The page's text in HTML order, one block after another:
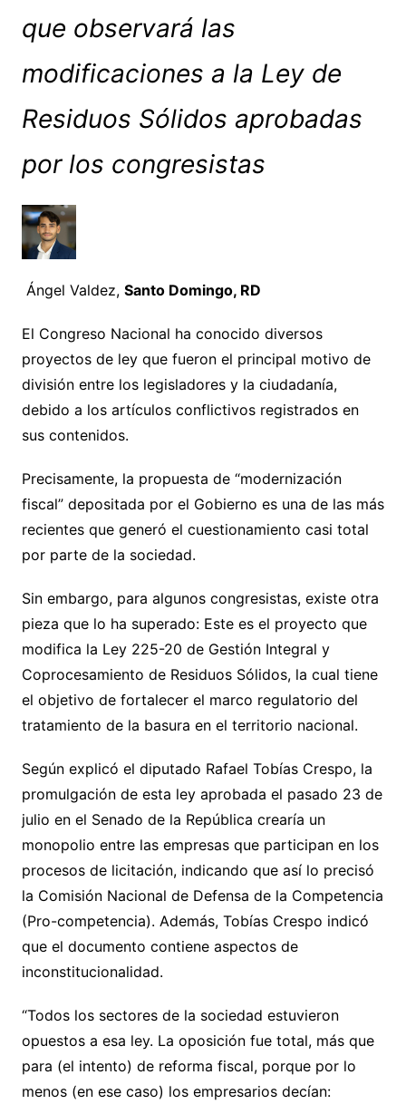
que observará las
modificaciones a la Ley de
Residuos Sólidos aprobadas
por los congresistas
Ángel Valdez, Santo Domingo, RD
El Congreso Nacional ha conocido diversos
proyectos de ley que fueron el principal motivo de
división entre los legisladores y la ciudadanía,
debido a los artículos conflictivos registrados en
sus contenidos.
Precisamente, la propuesta de “modernización
fiscal” depositada por el Gobierno es una de las más
recientes que generó el cuestionamiento casi total
por parte de la sociedad.
Sin embargo, para algunos congresistas, existe otra
pieza que lo ha superado: Este es el proyecto que
modifica la Ley 225-20 de Gestión Integral y
Coprocesamiento de Residuos Sólidos, la cual tiene
el objetivo de fortalecer el marco regulatorio del
tratamiento de la basura en el territorio nacional.
Según explicó el diputado Rafael Tobías Crespo, la
promulgación de esta ley aprobada el pasado 23 de
julio en el Senado de la República crearía un
monopolio entre las empresas que participan en los
procesos de licitación, indicando que así lo precisó
la Comisión Nacional de Defensa de la Competencia
(Pro-competencia). Además, Tobías Crespo indicó
que el documento contiene aspectos de
inconstitucionalidad.
“Todos los sectores de la sociedad estuvieron
opuestos a esa ley. La oposición fue total, más que
para (el intento) de reforma fiscal, porque por lo
menos (en ese caso) los empresarios decían: